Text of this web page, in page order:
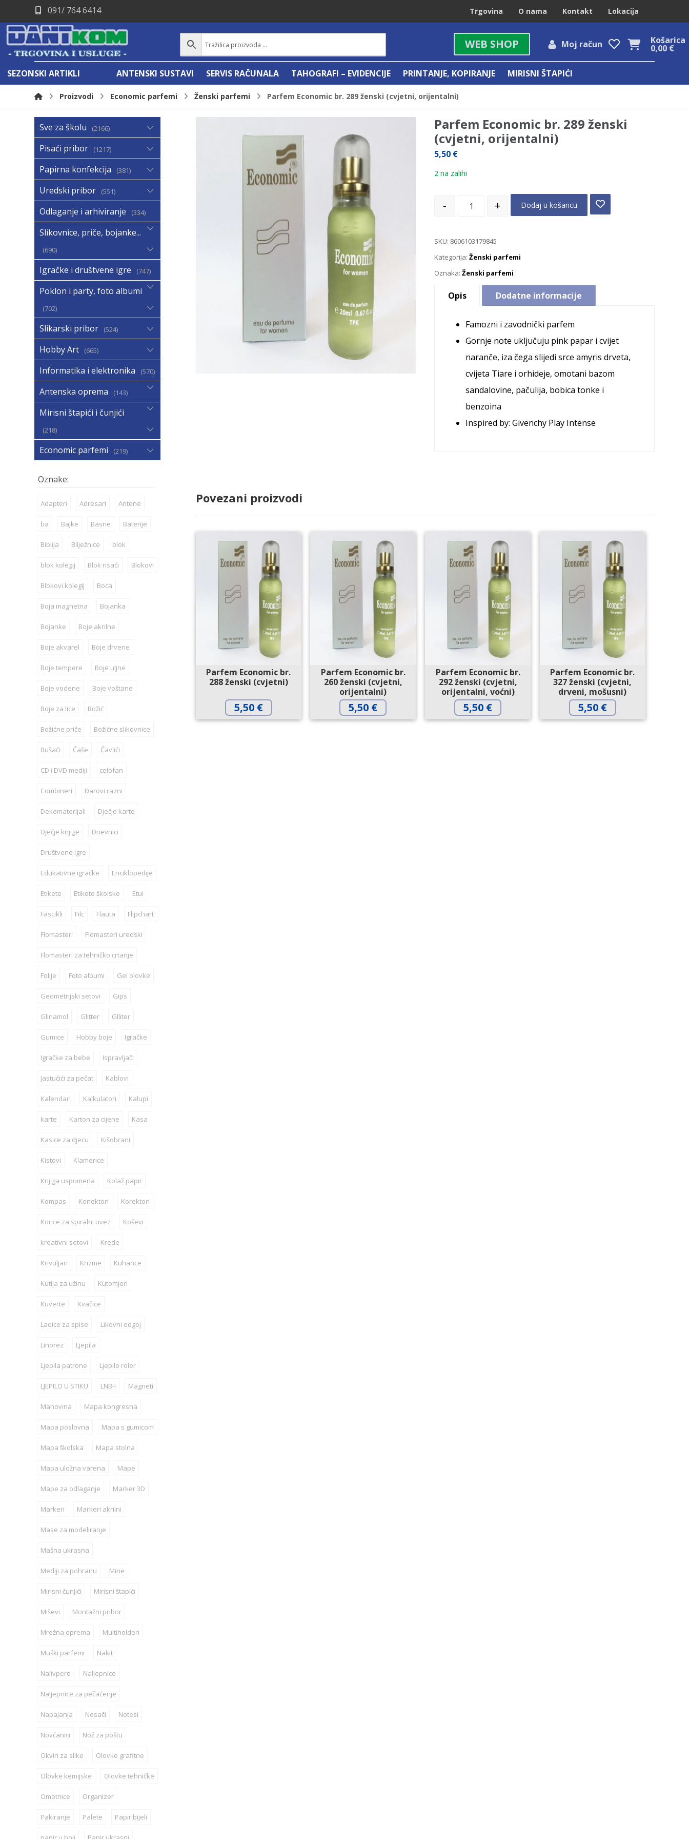
091/ 764 6414 Trgovina O nama Kontakt Lokacija
Košarica
0,00 €
Moj račun
WEB SHOP
SEZONSKI ARTIKLI ANTENSKI SUSTAVI SERVIS RAČUNALA TAHOGRAFI – EVIDENCIJE PRINTANJE, KOPIRANJE MIRISNI ŠTAPIĆI
Proizvodi Economic parfemi Ženski parfemi Parfem Economic br. 289 ženski (cvjetni, orijentalni)
Parfem Economic br. 289 ženski
(cvjetni, orijentalni)
5,50 €
2 na zalihi
- + Dodaj u košaricu
SKU: 8606103179845
Kategorija:Ženski parfemi
Oznaka:Ženski parfemi
Opis Dodatne informacije
Famozni i zavodnički parfem
Gornje note uključuju pink papar i cvijet
naranče, iza čega slijedi srce amyris drveta,
cvijeta Tiare i orhideje, omotani bazom
sandalovine, pačulija, bobica tonke i
benzoina
Inspired by: Givenchy Play Intense
Povezani proizvodi
Parfem Economic br.
288 ženski (cvjetni)
5,50 €
Parfem Economic br.
260 ženski (cvjetni,
orijentalni)
5,50 €
Parfem Economic br.
292 ženski (cvjetni,
orijentalni, voćni)
5,50 €
Parfem Economic br.
327 ženski (cvjetni,
drveni, mošusni)
5,50 €
Sve za školu 2166
Pisaći pribor 1217
Papirna konfekcija 381
Uredski pribor 551
Odlaganje i arhiviranje 334
Slikovnice, priče, bojanke...
690
Igračke i društvene igre 747
Poklon i party, foto albumi
702
Slikarski pribor 524
Hobby Art 665
Informatika i elektronika 570
Antenska oprema 143
Mirisni štapići i čunjići
218
Economic parfemi 219
Adapteri Adresari Antene
ba Bajke Basne Baterije
Biblija Bilježnice blok
blok kolegij Blok risaći Blokovi
Blokovi kolegij Boca
Boja magnetna Bojanka
Bojanke Boje akrilne
Boje akvarel Boje drvene
Boje tempere Boje uljne
Boje vodene Boje voštane
Boje za lice Božić
Božićne priče Božićne slikovnice
Bušači Čaše Čavlići
CD i DVD mediji celofan
Combineri Darovi razni
Dekomaterijali Dječje karte
Dječje knjige Dnevnici
Društvene igre
Edukativne igračke Enciklopedije
Etikete Etikete školske Etui
Fascikli Filc Flauta Flipchart
Flomasteri Flomasteri uredski
Flomasteri za tehničko crtanje
Folije Foto albumi Gel olovke
Geometrijski setovi Gips
Glinamol Glitter Glliter
Gumice Hobby boje Igračke
Igračke za bebe Ispravljači
Jastučići za pečat Kablovi
Kalendari Kalkulatori Kalupi
karte Karton za cijene Kasa
Kasice za djecu Kišobrani
Kistovi Klamerice
Knjiga uspomena Kolaž papir
Kompas Konektori Korektori
Korice za spiralni uvez Koševi
kreativni setovi Krede
Krivuljari Krizme Kuharice
Kutija za užinu Kutomjeri
Kuverte Kvačice
Ladice za spise Likovni odgoj
Linorez Ljepila
Ljepila patrone Ljepilo roler
LJEPILO U STIKU LNB-i Magneti
Mahovina Mapa kongresna
Mapa poslovna Mapa s gumicom
Mapa školska Mapa stolna
Mapa uložna varena Mape
Mape za odlaganje Marker 3D
Markeri Markeri akrilni
Mase za modeliranje
Mašna ukrasna
Mediji za pohranu Mine
Mirisni čunjići Mirisni štapići
Miševi Montažni pribor
Mrežna oprema Multiholderi
Muški parfemi Nakit
Nalivpero Naljepnice
Naljepnice za pečaćenje
Napajanja Nosači Notesi
Novčanici Nož za poštu
Okviri za slike Olovke grafitne
Olovke kemijske Olovke tehničke
Omotnice Organizer
Pakiranje Palete Papir bijeli